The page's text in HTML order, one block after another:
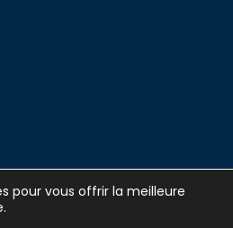
pour vous offrir la meilleure